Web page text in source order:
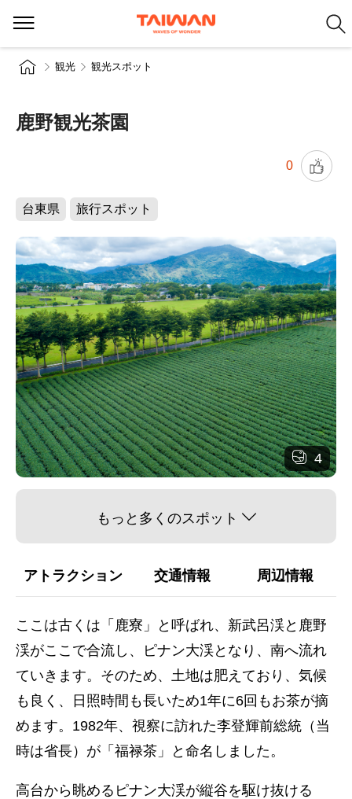
観光 観光スポット
鹿野観光茶園
0
台東県 旅行スポット
4
もっと多くのスポット
アトラクション 交通情報 周辺情報
ここは古くは「鹿寮」と呼ばれ、新武呂渓と鹿野
渓がここで合流し、ピナン大渓となり、南へ流れ
ていきます。そのため、土地は肥えており、気候
も良く、日照時間も長いため1年に6回もお茶が摘
めます。1982年、視察に訪れた李登輝前総統（当
時は省長）が「福禄茶」と命名しました。
高台から眺めるピナン大渓が縦谷を駆け抜ける